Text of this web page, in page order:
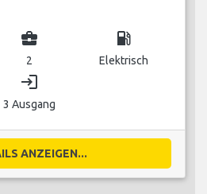
business_center
2
local_gas_station
Elektrisch
login
3 Ausgang
ANZEIGEN...